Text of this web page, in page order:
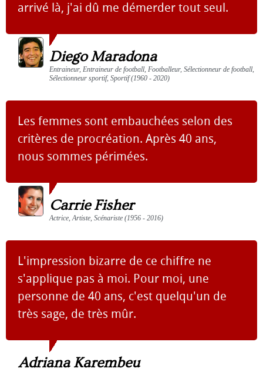
arrivé là, j'ai dû me démerder tout seul.
Diego Maradona
Entraineur, Entraineur de football, Footballeur, Sélectionneur de football,
Sélectionneur sportif, Sportif (1960 - 2020)
Les femmes sont embauchées selon des
critères de procréation. Après 40 ans,
nous sommes périmées.
Carrie Fisher
Actrice, Artiste, Scénariste (1956 - 2016)
L'impression bizarre de ce chiffre ne
s'applique pas à moi. Pour moi, une
personne de 40 ans, c'est quelqu'un de
très sage, de très mûr.
Adriana Karembeu